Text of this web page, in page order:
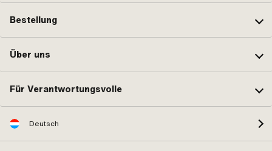
Bestellung
Über uns
Für Verantwortungsvolle
Deutsch